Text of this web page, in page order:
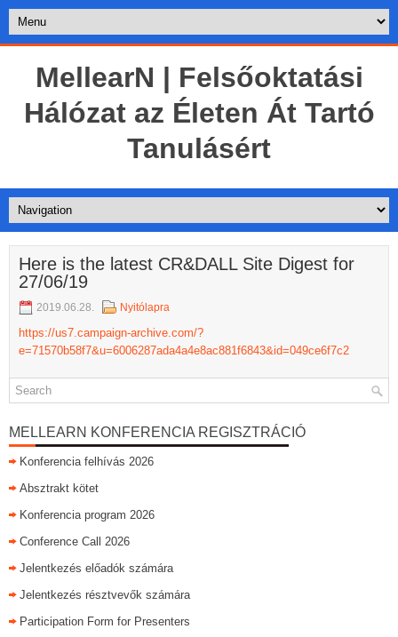
MellearN | Felsőoktatási
Hálózat az Életen Át Tartó
Tanulásért
Here is the latest CR&DALL Site Digest for
27/06/19
2019.06.28. Nyitólapra
https://us7.campaign-archive.com/?
e=71570b58f7&u=6006287ada4a4e8ac881f6843&id=049ce6f7c2
MELLEARN KONFERENCIA REGISZTRÁCIÓ
Konferencia felhívás 2026
Absztrakt kötet
Konferencia program 2026
Conference Call 2026
Jelentkezés előadók számára
Jelentkezés résztvevők számára
Participation Form for Presenters